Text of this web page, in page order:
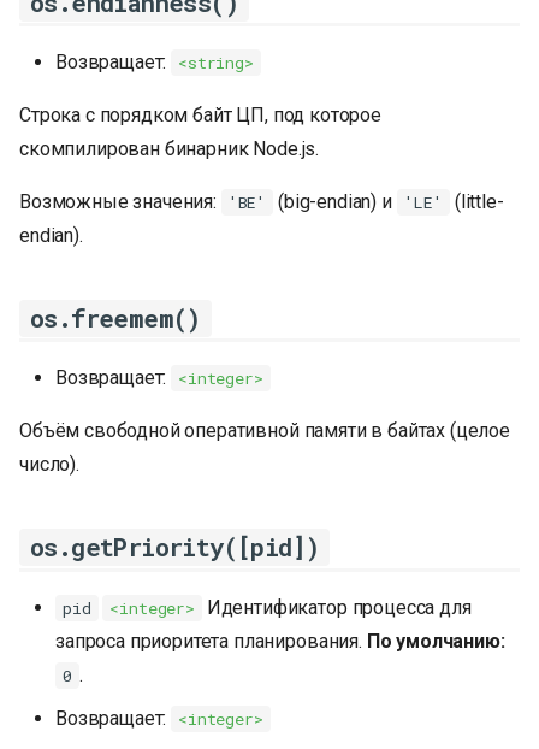
Возвращает: <string>
Строка с порядком байт ЦП, под которое
скомпилирован бинарник Node.js.
Возможные значения: 'BE' (big-endian) и 'LE'
(little-
endian).
os.freemem()
Возвращает: <integer>
Объём свободной оперативной памяти в байтах (целое
число).
os.getPriority([pid])
pid <integer>
Идентификатор процесса для
запроса приоритета планирования. По умолчанию:
0 .
Возвращает:
<integer>